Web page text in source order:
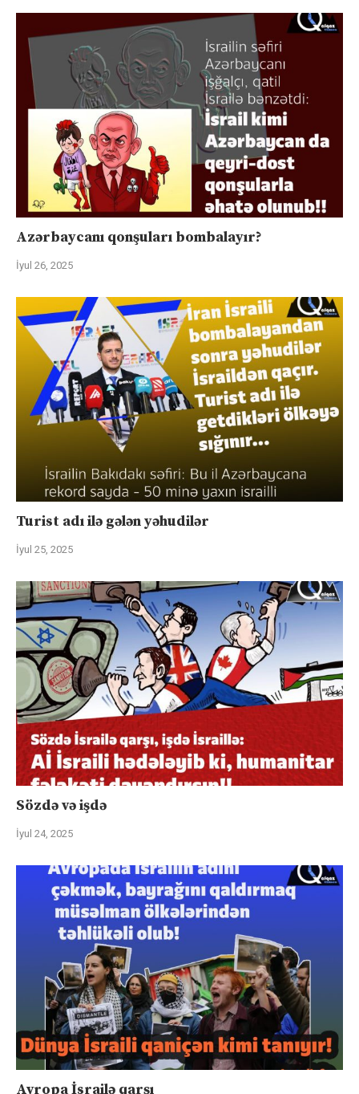
Azərbaycanı qonşuları bombalayır?
İyul 26, 2025
Turist adı ilə gələn yəhudilər
İyul 25, 2025
Sözdə və işdə
İyul 24, 2025
Avropa İsrailə qarşı